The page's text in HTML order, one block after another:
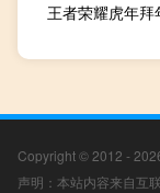
王者荣耀虎年拜
Copyright © 2012 -
声明：本站内容来自互